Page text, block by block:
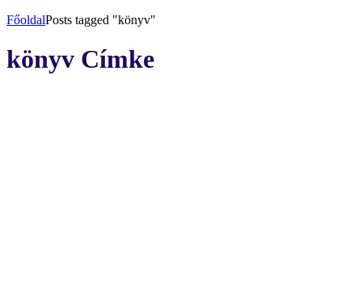
FőoldalPosts tagged "könyv"
könyv Címke